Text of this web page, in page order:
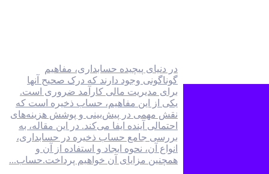
در دنیای پیچیده حسابداری، مفاهیم
گوناگونی وجود دارند که درک صحیح آنها
برای مدیریت مالی کارآمد ضروری است.
یکی از این مفاهیم، حساب ذخیره است که
نقش مهمی در پیش‌بینی و پوشش هزینه‌های
احتمالی آینده ایفا می‌کند. در این مقاله، به
بررسی جامع حساب ذخیره در حسابداری،
انواع آن، نحوه ایجاد و استفاده از آن و
همچنین مزایای آن خواهیم پرداخت.حساب...